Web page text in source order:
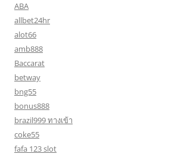
ABA
allbet24hr
alot66
amb888
Baccarat
betway
bng55
bonus888
brazil999 ทางเข้า
coke55
fafa 123 slot